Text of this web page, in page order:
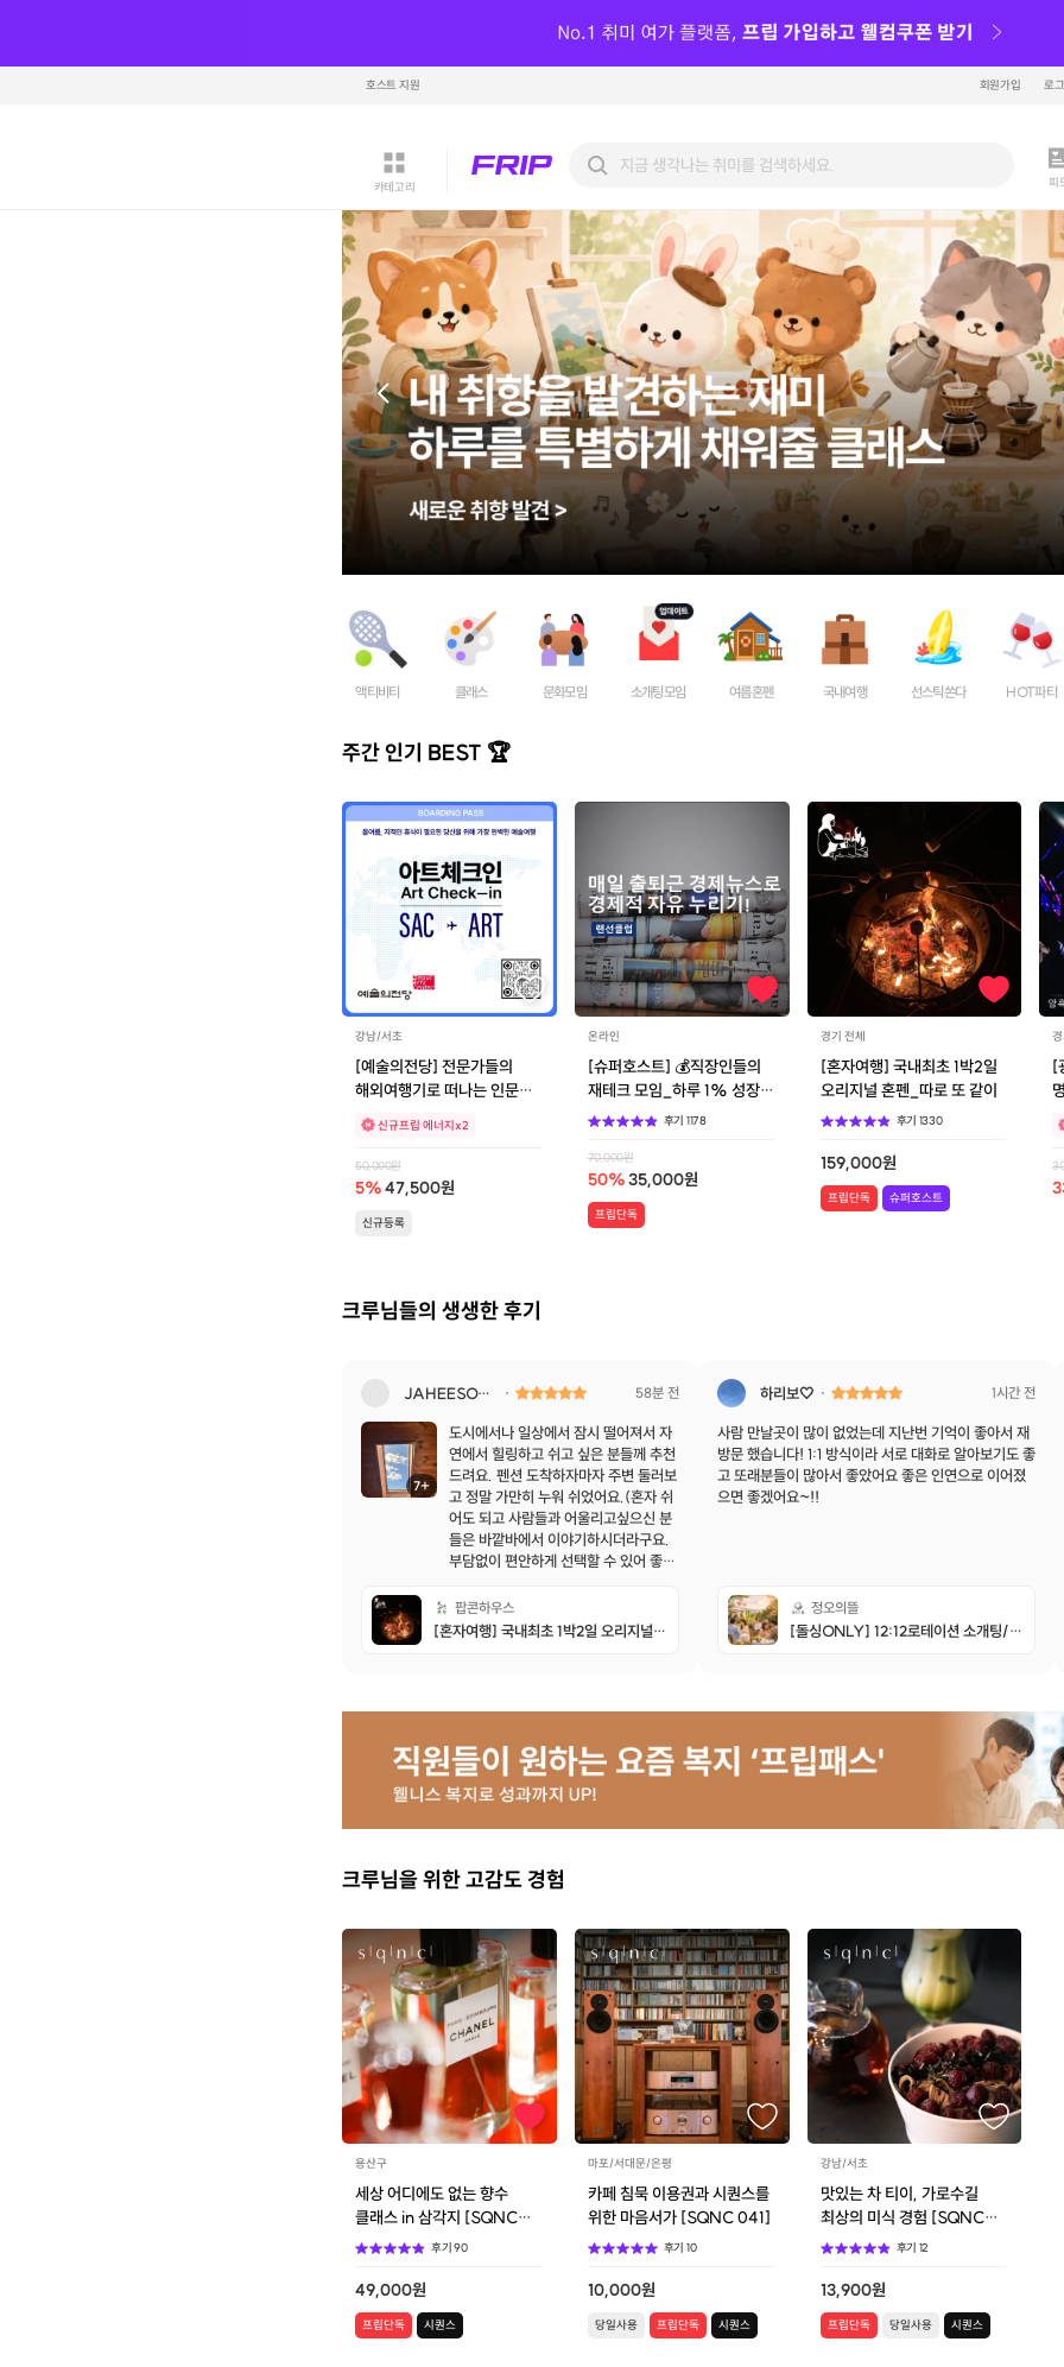
호스트 지원 회원가입 로
카테고리 피
액티비티 클래스 문화모임 소개팅모임 여름혼펜 국내여행 선스틱쏜다 HOT파티
주간 인기 BEST 🏆
강남/서초
[예술의전당] 전문가들의
해외여행기로 떠나는 인문학
예술기행
신규프립 에너지x2
50,000원
5%47,500원
신규등록
온라인
[슈퍼호스트] 💰직장인들의
재테크 모임_하루 1% 성장
💰
후기 1178
70,000원
50%35,000원
프립단독
경기 전체
[혼자여행] 국내최초 1박2일
오리지널 혼펜_따로 또 같이
후기 1330
159,000원
프립단독 슈퍼호스트
[
크루님들의 생생한 후기
JAHEESONG 58분 전
7+
도시에서나 일상에서 잠시 떨어져서 자
연에서 힐링하고 쉬고 싶은 분들께 추천
드려요. 펜션 도착하자마자 주변 둘러보
고 정말 가만히 누워 쉬었어요.(혼자 쉬
어도 되고 사람들과 어울리고싶으신 분
들은 바깥바에서 이야기하시더라구요.
부담없이 편안하게 선택할 수 있어 좋았
독채에서 창문으로 보이는 하늘이랑 구
름 보며 쉬니까 그냥 그 자체로 너무 좋
마시멜로우 고구마 쫀드기 간식도 주셔
어요. 이야기 나누다가 밤산책 하실 분
들끼리 또 주변 한바퀴 돌면서 밤하늘을
봤는데 별이 너무 예뻤어요. 북두칠성도
똥별이 떨어지는 것도 봐서 소원도 빌어
기도 해봤는데 참고 다하고나니 정말 말
씀처럼 발이 부드러워져있더라구요ㅎ
평소에도 해봐야겠다고 생각이 들었습
니다. 잣나무에서 나오는 피톤치드 덕분
인지 도시에서 쌓인 피로가 풀리고 제대
로 치유받고 온 느낌이었어요. 일상에
지치셨거나 혼자 또는 사람들과 함께 어
울리는 시간도 가지고 싶으시다면 추천
드릴게요🙂 호스트님, 매니저님 너무 좋
은 분들이라 행복했습니다! 오시는 분들
모두 힐링되는 시간 되시길 바라요😌 바
고 편안한 시간 만들어 주셔서 감사해요
🙌
팝콘하우스
[혼자여행] 국내최초 1박2일 오리지널 혼펜_따로 또 같이
하리보🤍 1시간 전
사람 만날곳이 많이 없었는데 지난번 기억이 좋아서 재
방문 했습니다! 1:1 방식이라 서로 대화로 알아보기도 좋
고 또래분들이 많아서 좋았어요 좋은 인연으로 이어졌
으면 좋겠어요~!!
정오의뜰
[돌싱ONLY] 12:12로테이션 소개팅/미팅♥️ 무자녀특집/ 유자녀특집
크루님을 위한 고감도 경험
용산구
세상 어디에도 없는 향수
클래스 in 삼각지 [SQNC
003]
후기90
49,000원
프립단독 시퀀스
마포/서대문/은평
카페 침묵 이용권과 시퀀스를
위한 마음서가 [SQNC 041]
후기 10
10,000원
당일사용 프립단독 시퀀스
강남/서초
맛있는 차 티이, 가로수길
최상의 미식 경험 [SQNC
054]
후기 12
13,900원
프립단독 당일사용 시퀀스